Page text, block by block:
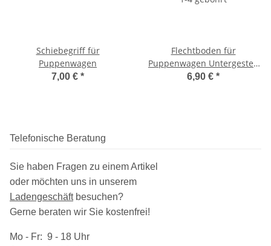
Schiebegriff für
Puppenwagen
7,00 € *
Flechtboden für
Puppenwagen Untergestell
1-4 gebohrt
6,90 € *
Telefonische Beratung
Sie haben Fragen zu einem Artikel
oder möchten uns in unserem
Ladengeschäftbesuchen?
Gerne beraten wir Sie kostenfrei!
Mo - Fr: 9 - 18 Uhr